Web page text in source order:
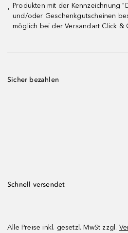
¹
Produkten mit der Kennzeichnung
und/oder Geschenkgutscheinen
möglich bei der Versandart Click &
Sicher bezahlen
Schnell versendet
Alle Preise inkl. gesetzl. MwSt zzgl.